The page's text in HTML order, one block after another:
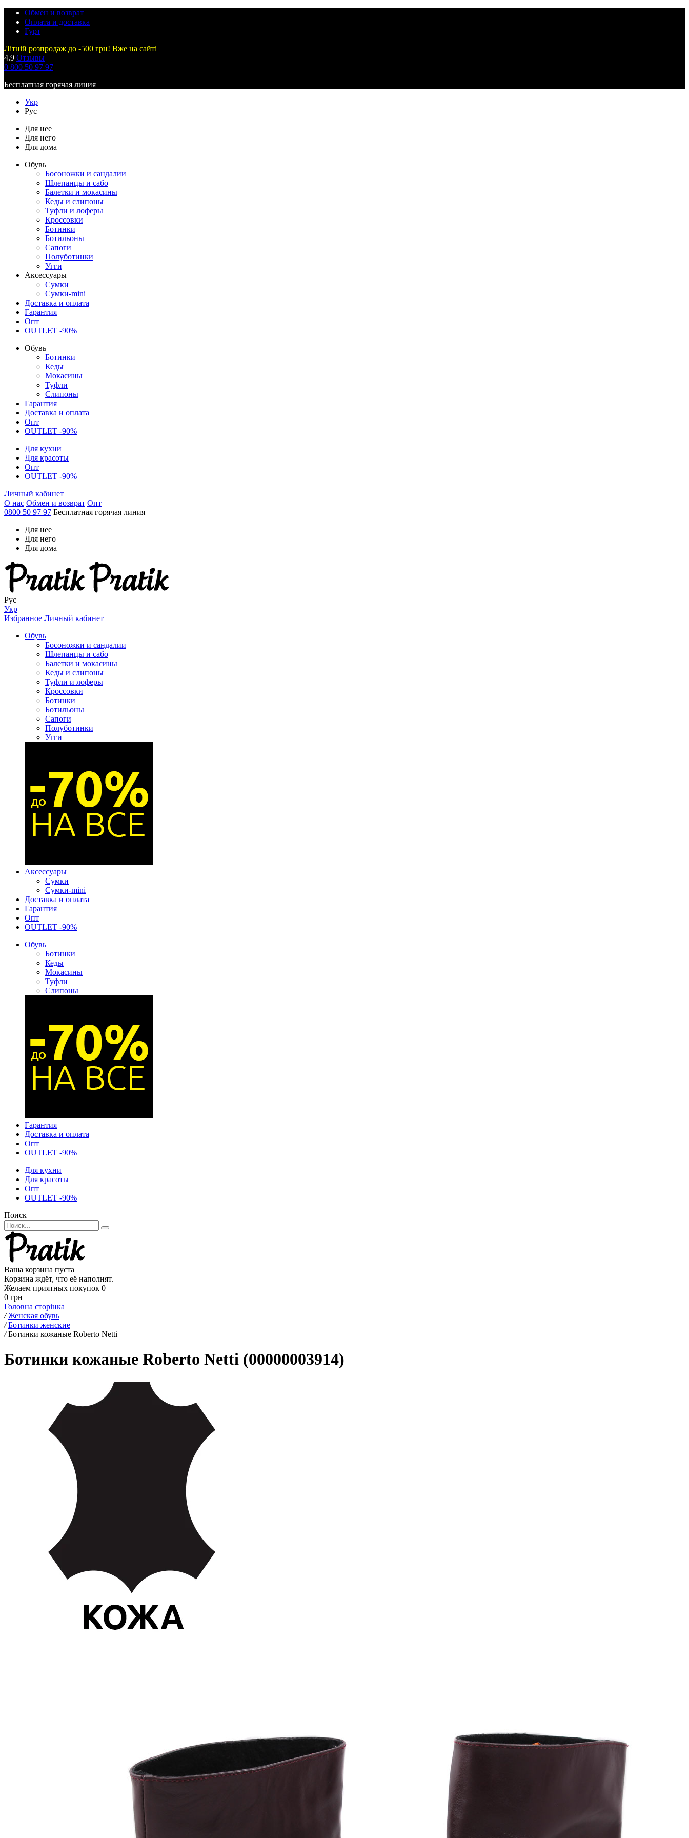
Обмен и возврат
Оплата и доставка
Гурт
Літній розпродаж до -500 грн! Вже на сайті
4.9 Отзывы
0 800 50 97 97
Бесплатная горячая линия
Укр
Рус
Для нее
Для него
Для дома
Обувь
Босоножки и сандалии
Шлепанцы и сабо
Балетки и мокасины
Кеды и слипоны
Туфли и лоферы
Кроссовки
Ботинки
Ботильоны
Сапоги
Полуботинки
Угги
Аксессуары
Сумки
Сумки-mini
Доставка и оплата
Гарантия
Опт
OUTLET -90%
Обувь
Ботинки
Кеды
Мокасины
Туфли
Слипоны
Гарантия
Доставка и оплата
Опт
OUTLET -90%
Для кухни
Для красоты
Опт
OUTLET -90%
Личный кабинет
О нас Обмен и возврат Опт
0800 50 97 97 Бесплатная горячая линия
Для нее
Для него
Для дома
Рус
Укр
Избранное Личный кабинет
Обувь
Босоножки и сандалии
Шлепанцы и сабо
Балетки и мокасины
Кеды и слипоны
Туфли и лоферы
Кроссовки
Ботинки
Ботильоны
Сапоги
Полуботинки
Угги
Аксессуары
Сумки
Сумки-mini
Доставка и оплата
Гарантия
Опт
OUTLET -90%
Обувь
Ботинки
Кеды
Мокасины
Туфли
Слипоны
Гарантия
Доставка и оплата
Опт
OUTLET -90%
Для кухни
Для красоты
Опт
OUTLET -90%
Поиск
Ваша корзина пуста
Корзина ждёт, что её наполнят.
Желаем приятных покупок 0
0 грн
Головна сторінка
/ Женская обувь
/ Ботинки женские
/ Ботинки кожаные Roberto Netti
Ботинки кожаные Roberto Netti (00000003914)